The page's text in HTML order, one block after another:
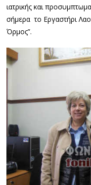
ιατρικής και
σήμερα το Εργαστήρι
Όρμος”.